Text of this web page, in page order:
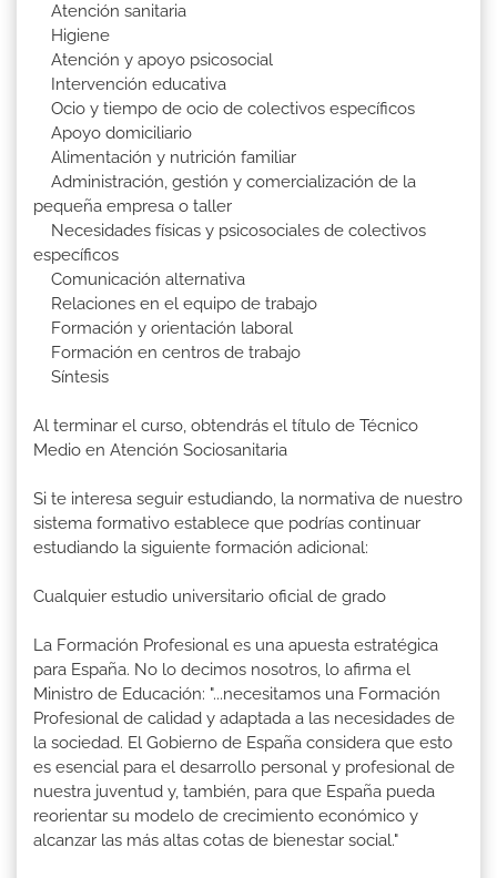
Atención sanitaria
Higiene
Atención y apoyo psicosocial
Intervención educativa
Ocio y tiempo de ocio de colectivos específicos
Apoyo domiciliario
Alimentación y nutrición familiar
Administración, gestión y comercialización de la
pequeña empresa o taller
Necesidades físicas y psicosociales de colectivos
específicos
Comunicación alternativa
Relaciones en el equipo de trabajo
Formación y orientación laboral
Formación en centros de trabajo
Síntesis
Al terminar el curso, obtendrás el título de Técnico
Medio en Atención Sociosanitaria
Si te interesa seguir estudiando, la normativa de nuestro
sistema formativo establece que podrías continuar
estudiando la siguiente formación adicional:
Cualquier estudio universitario oficial de grado
La Formación Profesional es una apuesta estratégica
para España. No lo decimos nosotros, lo afirma el
Ministro de Educación: "...necesitamos una Formación
Profesional de calidad y adaptada a las necesidades de
la sociedad. El Gobierno de España considera que esto
es esencial para el desarrollo personal y profesional de
nuestra juventud y, también, para que España pueda
reorientar su modelo de crecimiento económico y
alcanzar las más altas cotas de bienestar social."